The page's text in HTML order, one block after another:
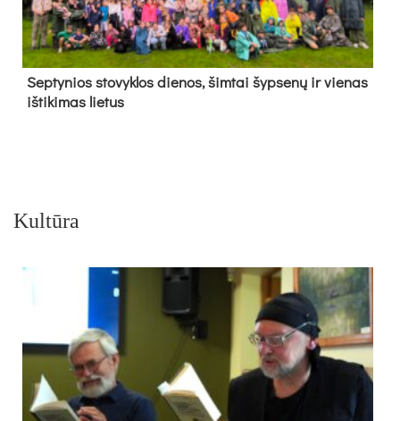
Sep­ty­nios sto­vyk­los die­nos, šim­tai šyp­se­nų ir vie­nas
iš­ti­ki­mas lie­tus
Kultūra